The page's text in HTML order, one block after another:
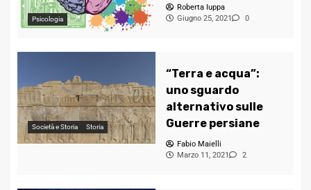
Psicologia
Roberta Iuppa
Giugno 25, 2021
0
Società e Storia Storia
“Terra e acqua”:
uno sguardo
alternativo sulle
Guerre persiane
Fabio Maielli
Marzo 11, 2021
2